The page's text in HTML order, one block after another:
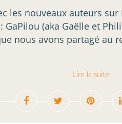
les nouveaux auteurs
GaPilou (aka Gaëlle et
nous avons partagé au
Lire la suite